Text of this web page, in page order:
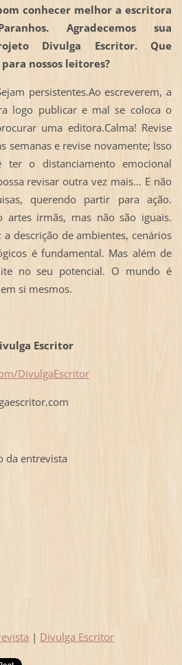
conhecer melhor a escritora
Agradecemos sua
Divulga Escritor. Que
nossos leitores?
persistentes.Ao escreverem, a
logo publicar e mal se coloca o
uma editora.Calma! Revise
semanas e revise novamente; Isso
ter o distanciamento emocional
revisar outra vez mais... E não
querendo partir para ação.
artes irmãs, mas não são iguais.
a descrição de ambientes, cenários
é fundamental. Mas além de
no seu potencial. O mundo é
si mesmos.
Escritor
DivulgaEscritor
da entrevista
| Divulga Escritor